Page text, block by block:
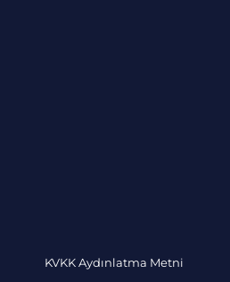
KVKK Aydınlatma Metni